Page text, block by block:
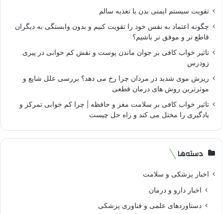
تقویت سیستم ایمنی بدن با تغذیه سالم
چگونه اعتماد به نفس خود را تقویت کنیم و بدون وابستگی به دیگران
قاطع تر و موفق تر باشیم؟
تاثیر خواب کافی بر جوان ماندن پوست و نقش کم خوابی در پیری
زودرس
ریزش موی شدید در مردان چرا رخ می دهد؟ بررسی علل شایع و
موثرترین روش های درمان قطعی
تاثیر خواب کافی بر سلامت مغز و حافظه | چرا کم خوابی تمرکز و
یادگیری را مختل می کند و راه حل چیست
دسته‌ها
اخبار پزشکی و سلامت
اخبار دارو و درمان
دستاوردهای علمی و فناوری پزشکی